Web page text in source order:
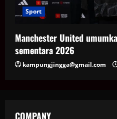
Sport
Manchester United
sementara 2026
kampungjingga@gmail.com
COMPANY